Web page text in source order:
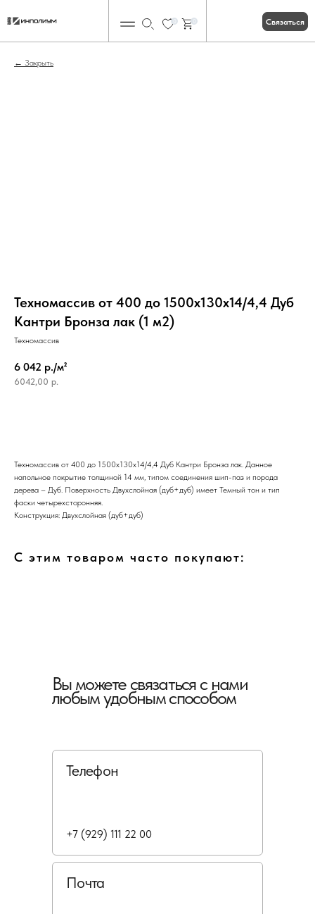
Связаться
Закрыть
Техномассив от 400 до 1500х130х14/4,4 Дуб
Кантри Бронза лак (1 м2)
Техномассив
6 042 р./м²
6042,00 р.
Техномассив от 400 до 1500х130х14/4,4 Дуб Кантри Бронза лак. Данное
напольное покрытие толщиной 14 мм, типом соединения шип-паз и порода
дерева – Дуб. Поверхность Двухслойная (дуб+дуб) имеет Темный тон и тип
фаски четырехсторонняя.
Конструкция: Двухслойная (дуб+дуб)
С этим товаром часто покупают:
Вы можете связаться с нами
любым удобным способом
Телефон
Почта
+7 (929) 111 22 00